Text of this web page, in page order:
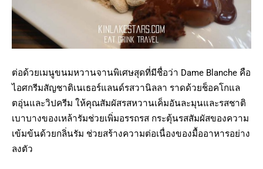
ต่อด้วยเมนูขนมหวานจานพิเศษสุดที่มีชื่อว่า Dame Blanche คือ
ไอศกรีมสัญชาติเนเธอร์แลนด์รสวานิลลา ราดด้วยช็อคโกแล
ตอุ่นและวิปครีม ให้คุณสัมผัสรสหวานเค็มอันละมุนและรสชาติ
เบาบางของเหล้ารัมช่วยเพิ่มอรรถรส กระตุ้นรสสัมผัสของความ
เข้มข้นด้วยกลิ่นรัม ช่วยสร้างความต่อเนื่องของมื้ออาหารอย่าง
ลงตัว